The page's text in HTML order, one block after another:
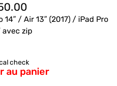
14″ / Air 13″ (2017) / iPad Pro
avec zip
check
au panier